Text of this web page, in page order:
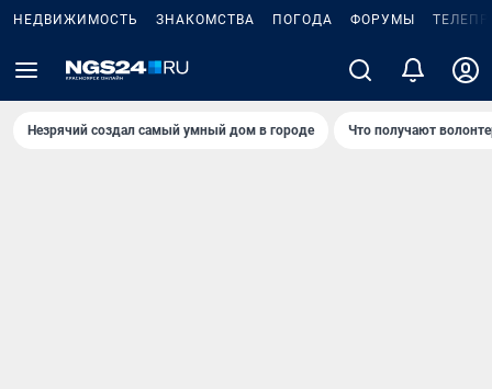
НЕДВИЖИМОСТЬ ЗНАКОМСТВА ПОГОДА ФОРУМЫ
Незрячий создал самый умный дом в городе Что получают